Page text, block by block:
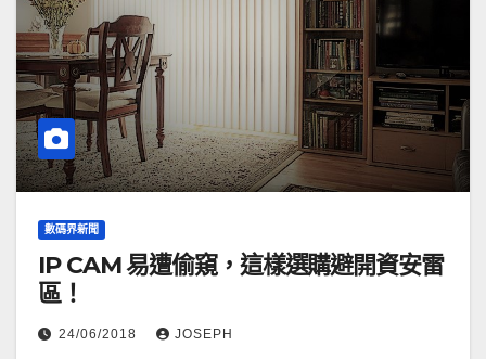
數碼界新聞
IP CAM 易遭偷窺，這樣選購避開資安雷
區！
24/06/2018 JOSEPH